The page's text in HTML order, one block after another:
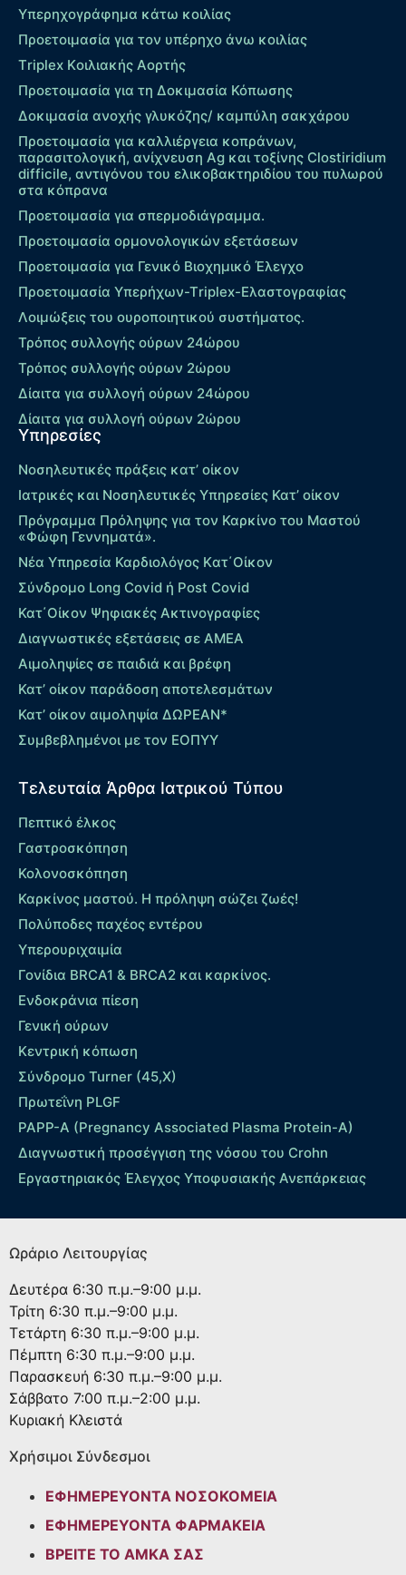
Υπερηχογράφημα κάτω κοιλίας
Προετοιμασία για τον υπέρηχο άνω κοιλίας
Τriplex Kοιλιακής Αορτής
Προετοιμασία για τη Δοκιμασία Κόπωσης
Δοκιμασία ανοχής γλυκόζης/ καμπύλη σακχάρου
Προετοιμασία για καλλιέργεια κοπράνων,
παρασιτολογική, ανίχνευση Ag και τοξίνης Clostiridium
difficile, αντιγόνου του ελικοβακτηριδίου του πυλωρού
στα κόπρανα
Προετοιμασία για σπερμοδιάγραμμα.
Προετοιμασία ορμονολογικών εξετάσεων
Προετοιμασία για Γενικό Βιοχημικό Έλεγχο
Προετοιμασία Υπερήχων-Τriplex-Ελαστογραφίας
Λοιμώξεις του ουροποιητικού συστήματος.
Τρόπος συλλογής ούρων 24ώρου
Τρόπος συλλογής ούρων 2ώρου
Δίαιτα για συλλογή ούρων 24ώρου
Δίαιτα για συλλογή ούρων 2ώρου
Υπηρεσίες
Νοσηλευτικές πράξεις κατ’ οίκον
Ιατρικές και Νοσηλευτικές Υπηρεσίες Κατ’ οίκον
Πρόγραμμα Πρόληψης για τον Καρκίνο του Μαστού
«Φώφη Γεννηματά».
Νέα Υπηρεσία Καρδιολόγος Kατ΄Οίκον
Σύνδρομο Long Covid ή Post Covid
Κατ΄Οίκον Ψηφιακές Ακτινογραφίες
Διαγνωστικές εξετάσεις σε ΑΜΕΑ
Αιμοληψίες σε παιδιά και βρέφη
Κατ’ οίκον παράδοση αποτελεσμάτων
Κατ’ οίκον αιμοληψία ΔΩΡΕΑΝ*
Συμβεβλημένοι με τον ΕΟΠΥΥ
Τελευταία Άρθρα Ιατρικού Τύπου
Πεπτικό έλκος
Γαστροσκόπηση
Κολονοσκόπηση
Καρκίνος μαστού. Η πρόληψη σώζει ζωές!
Πολύποδες παχέος εντέρου
Yπερουριχαιμία
Γονίδια BRCA1 & BRCA2 και καρκίνος.
Ενδοκράνια πίεση
Γενική ούρων
Κεντρική κόπωση
Σύνδρομο Turner (45,X)
Πρωτεΐνη PLGF
PAPP-A (Pregnancy Associated Plasma Protein-A)
Διαγνωστική προσέγγιση της νόσου του Crohn
Εργαστηριακός Έλεγχος Υποφυσιακής Ανεπάρκειας
Ωράριο Λειτουργίας
Δευτέρα 6:30 π.μ.–9:00 μ.μ.
Τρίτη 6:30 π.μ.–9:00 μ.μ.
Τετάρτη 6:30 π.μ.–9:00 μ.μ.
Πέμπτη 6:30 π.μ.–9:00 μ.μ.
Παρασκευή 6:30 π.μ.–9:00 μ.μ.
Σάββατο 7:00 π.μ.–2:00 μ.μ.
Κυριακή Κλειστά
Χρήσιμοι Σύνδεσμοι
ΕΦΗΜΕΡΕΥΟΝΤΑ ΝΟΣΟΚΟΜΕΙΑ
ΕΦΗΜΕΡΕΥΟΝΤΑ ΦΑΡΜΑΚΕΙΑ
ΒΡΕΙΤΕ ΤΟ ΑΜΚΑ ΣΑΣ